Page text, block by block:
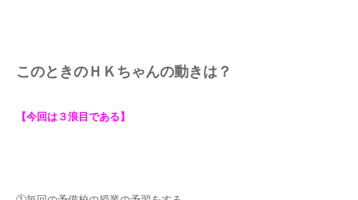
このときのＨＫちゃんの動きは？
【今回は３浪目である】